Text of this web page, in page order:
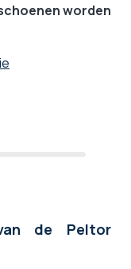
worden
de Peltor